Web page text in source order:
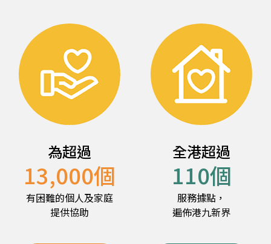
為超過
13,000個
有困難的個人及家庭
提供協助
全港超過
110個
服務據點，
遍佈港九新界